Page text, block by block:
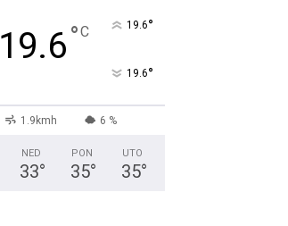
19.6°C 19.6°
19.6°
1.9kmh 6 %
NED
33°
PON
35°
UTO
35°